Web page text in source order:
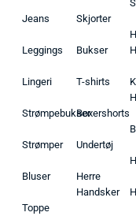
Jeans
Leggings
Lingeri
Strømpebukser
Strømper
Bluser
Toppe
Skjorter
Bukser
T-shirts
Boxershorts
Undertøj
Herre
Handsker